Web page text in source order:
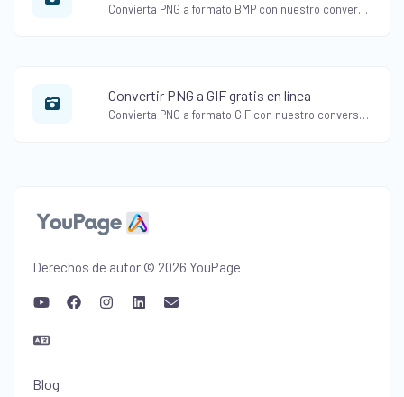
Convierta PNG a formato BMP con nuestro conversor gratuito en línea de PNG a BMP. Convierta imágenes fácilmente preservando el color y los detalles.
Convertir PNG a GIF gratis en línea
Convierta PNG a formato GIF con nuestro conversor gratuito en línea de PNG a GIF. Crea GIF animados a partir de imágenes PNG sin esfuerzo.
Derechos de autor © 2026 YouPage
Blog